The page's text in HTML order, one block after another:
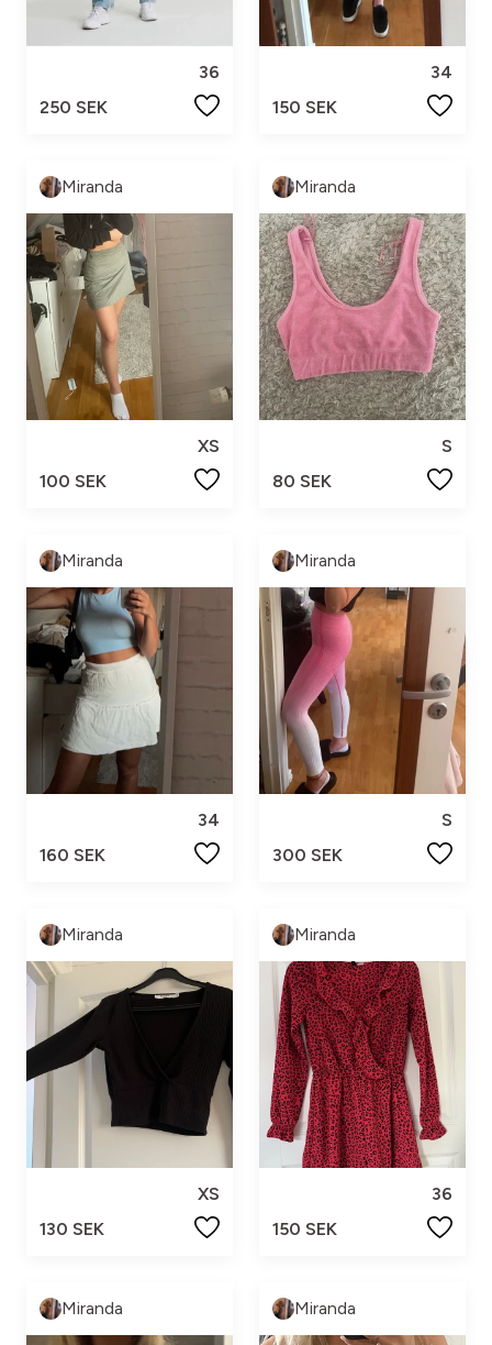
36
250 SEK
34
150 SEK
Miranda
XS
100 SEK
Miranda
S
80 SEK
Miranda
34
160 SEK
Miranda
S
300 SEK
Miranda
XS
130 SEK
Miranda
36
150 SEK
Miranda Miranda